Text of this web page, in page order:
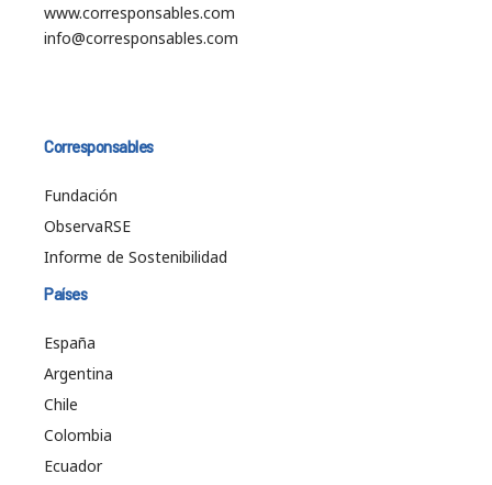
www.corresponsables.com
info@corresponsables.com
Corresponsables
Fundación
ObservaRSE
Informe de Sostenibilidad
Países
España
Argentina
Chile
Colombia
Ecuador